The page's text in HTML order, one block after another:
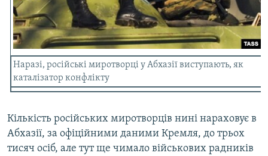
Усі сайти RFE/RL
Наразі, російські миротворці у Абхазії виступають, як
каталізатор конфлікту
Кількість російських миротворців нині нараховує в
Абхазії, за офіційними даними Кремля, до трьох
тисяч осіб, але тут ще чимало військових радників